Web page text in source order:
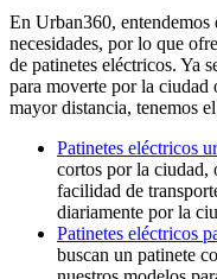
En Urban360, entendemos
necesidades, por lo que
de patinetes eléctricos. Ya
para moverte por la ciudad
mayor distancia, tenemos
Patinetes eléctricos
cortos por la ciudad,
facilidad de
diariamente por la
Patinetes eléctricos
buscan un patinete